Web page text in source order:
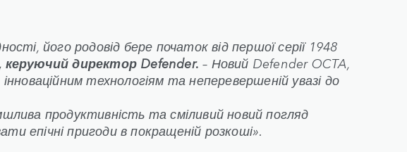
його родовід бере початок від першої серії 1948
керуючий директор Defender. – Новий Defender OCTA,
інноваційним технологіям та неперевершеній увазі до
продуктивність та сміливий новий погляд
епічні пригоди в покращеній розкоші».